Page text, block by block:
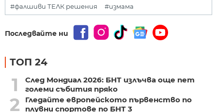
#фалшиви ТЕЛК решения #измама
Последвайте ни
ТОП 24
1
След Мондиал 2026: БНТ излъчва още пет
големи събития пряко
2
Гледайте европейското първенство по
плувни спортове по БНТ 3